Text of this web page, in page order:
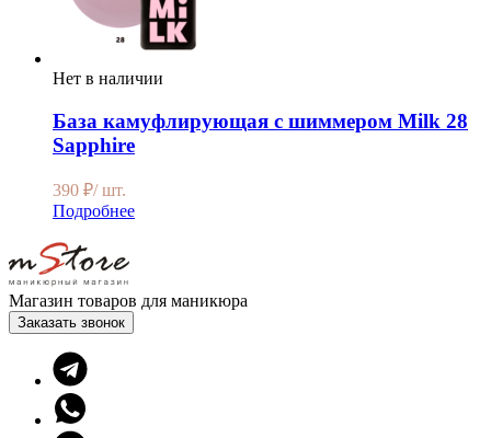
Нет в наличии
База камуфлирующая с шиммером Milk 28
Sapphire
390 ₽/ шт.
Подробнее
Магазин товаров для маникюра
Заказать звонок